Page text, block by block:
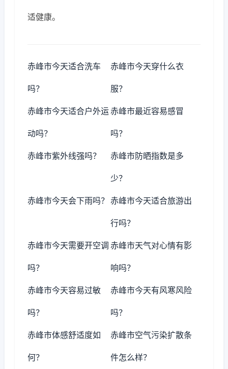
适健康。
赤峰市今天适合洗车
吗？
赤峰市今天穿什么衣
服？
赤峰市今天适合户外运
动吗？
赤峰市最近容易感冒
吗？
赤峰市紫外线强吗？ 赤峰市防晒指数是多
少？
赤峰市今天会下雨吗？ 赤峰市今天适合旅游出
行吗？
赤峰市今天需要开空调
吗？
赤峰市天气对心情有影
响吗？
赤峰市今天容易过敏
吗？
赤峰市今天有风寒风险
吗？
赤峰市体感舒适度如
何？
赤峰市空气污染扩散条
件怎么样？